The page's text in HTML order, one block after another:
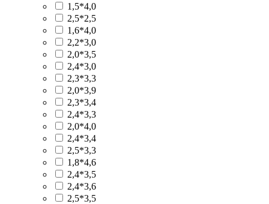
1,5*4,0
2,5*2,5
1,6*4,0
2,2*3,0
2,0*3,5
2,4*3,0
2,3*3,3
2,0*3,9
2,3*3,4
2,4*3,3
2,0*4,0
2,4*3,4
2,5*3,3
1,8*4,6
2,4*3,5
2,4*3,6
2,5*3,5